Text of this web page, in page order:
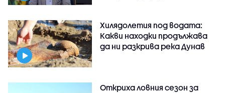
Хилядолетия под водата:
Какви находки продължава
да ни разкрива река Дунав
Откриха ловния сезон за